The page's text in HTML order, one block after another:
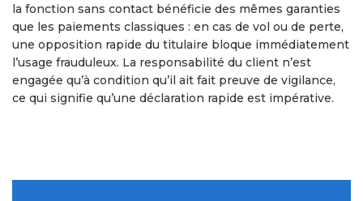
la fonction sans contact bénéficie des mêmes garanties
que les paiements classiques : en cas de vol ou de perte,
une opposition rapide du titulaire bloque immédiatement
l’usage frauduleux. La responsabilité du client n’est
engagée qu’à condition qu’il ait fait preuve de vigilance,
ce qui signifie qu’une déclaration rapide est impérative.